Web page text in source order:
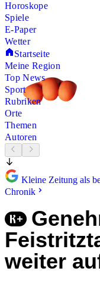
Horoskope
Spiele
E-Paper
Wetter
Startseite
Meine Region
Top News
Sport
Rubriken
Orte
Themen
Autoren
Kleine Zeitung als
Chronik
weiter